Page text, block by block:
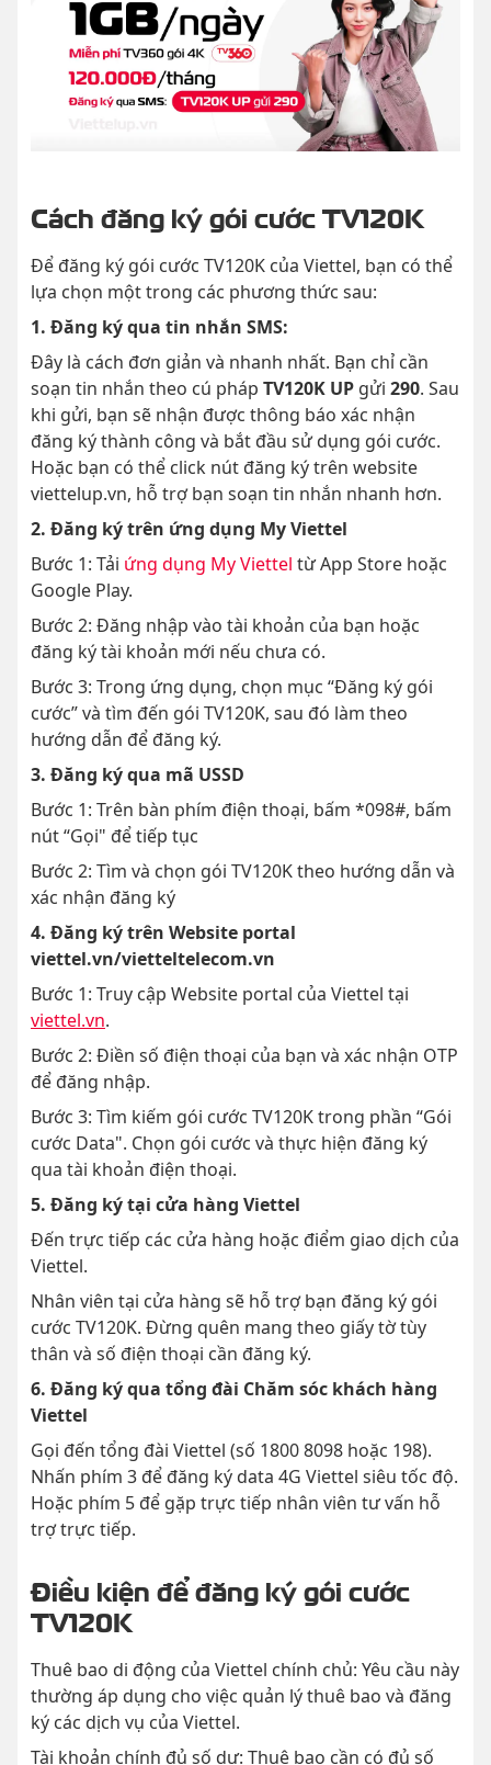
Cách đăng ký gói cước TV120K
Để đăng ký gói cước TV120K của Viettel, bạn có thể
lựa chọn một trong các phương thức sau:
1. Đăng ký qua tin nhắn SMS:
Đây là cách đơn giản và nhanh nhất. Bạn chỉ cần
soạn tin nhắn theo cú pháp TV120K UP gửi 290. Sau
khi gửi, bạn sẽ nhận được thông báo xác nhận
đăng ký thành công và bắt đầu sử dụng gói cước.
Hoặc bạn có thể click nút đăng ký trên website
viettelup.vn, hỗ trợ bạn soạn tin nhắn nhanh hơn.
2. Đăng ký trên ứng dụng My Viettel
Bước 1: Tải ứng dụng My Viettel từ App Store hoặc
Google Play.
Bước 2: Đăng nhập vào tài khoản của bạn hoặc
đăng ký tài khoản mới nếu chưa có.
Bước 3: Trong ứng dụng, chọn mục “Đăng ký gói
cước” và tìm đến gói TV120K, sau đó làm theo
hướng dẫn để đăng ký.
3. Đăng ký qua mã USSD
Bước 1: Trên bàn phím điện thoại, bấm *098#, bấm
nút “Gọi" để tiếp tục
Bước 2: Tìm và chọn gói TV120K theo hướng dẫn và
xác nhận đăng ký
4. Đăng ký trên Website portal
viettel.vn/vietteltelecom.vn
Bước 1: Truy cập Website portal của Viettel tại
viettel.vn.
Bước 2: Điền số điện thoại của bạn và xác nhận OTP
để đăng nhập.
Bước 3: Tìm kiếm gói cước TV120K trong phần “Gói
cước Data". Chọn gói cước và thực hiện đăng ký
qua tài khoản điện thoại.
5. Đăng ký tại cửa hàng Viettel
Đến trực tiếp các cửa hàng hoặc điểm giao dịch của
Viettel.
Nhân viên tại cửa hàng sẽ hỗ trợ bạn đăng ký gói
cước TV120K. Đừng quên mang theo giấy tờ tùy
thân và số điện thoại cần đăng ký.
6. Đăng ký qua tổng đài Chăm sóc khách hàng
Viettel
Gọi đến tổng đài Viettel (số 1800 8098 hoặc 198).
Nhấn phím 3 để đăng ký data 4G Viettel siêu tốc độ.
Hoặc phím 5 để gặp trực tiếp nhân viên tư vấn hỗ
trợ trực tiếp.
Điều kiện để đăng ký gói cước
TV120K
Thuê bao di động của Viettel chính chủ: Yêu cầu này
thường áp dụng cho việc quản lý thuê bao và đăng
ký các dịch vụ của Viettel.
Tài khoản chính đủ số dư: Thuê bao cần có đủ số